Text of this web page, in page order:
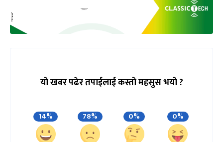
यो खबर पढेर तपाईलाई कस्तो महसुस भयो ?
14% 78% 0% 0%